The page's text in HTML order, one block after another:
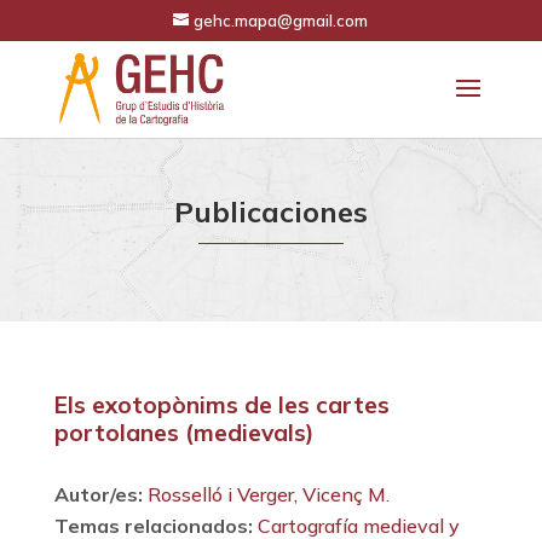
gehc.mapa@gmail.com
Publicaciones
Els exotopònims de les cartes
portolanes (medievals)
Autor/es: Rosselló i Verger, Vicenç M.
Temas relacionados: Cartografía medieval y